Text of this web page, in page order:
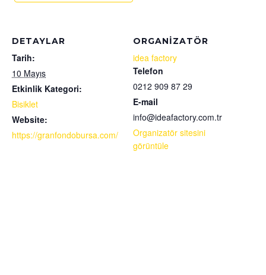
DETAYLAR
Tarih:
10 Mayıs
Etkinlik Kategori:
Bisiklet
Website:
https://granfondobursa.com/
ORGANIZATÖR
idea factory
Telefon
0212 909 87 29
E-mail
info@ideafactory.com.tr
Organizatör sitesini
görüntüle